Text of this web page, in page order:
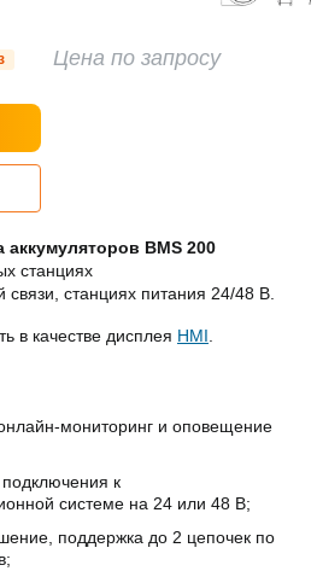
Цена по запросу
BMS 200
станциях
связи, станциях питания 24/48 В.
в качестве дисплея HMI.
мониторинг и оповещение
к
системе на 24 или 48 В;
поддержка до 2 цепочек по